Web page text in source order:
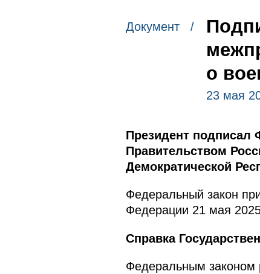
Документ /
о
23 мая
Президент подписал
Правительством
Демократической
Федеральный закон
Федерации 21 мая
Справка
Федеральным законом